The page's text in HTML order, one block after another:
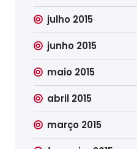
julho 2015
junho 2015
maio 2015
abril 2015
março 2015